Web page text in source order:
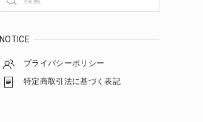
NOTICE
プライバシーポリシー
特定商取引法に基づく表記